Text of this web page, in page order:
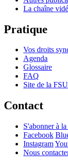
La chaîne
Pratique
Vos droits
Agenda
Glossaire
FAQ
Site de la FSU
Contact
S'abonner à
Facebook
Instagram
Nous